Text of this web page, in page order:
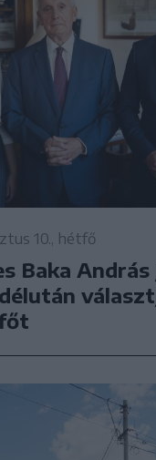
10., hétfő
Baka András